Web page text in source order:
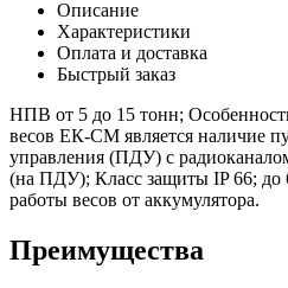
Описание
Характеристики
Оплата и доставка
Быстрый заказ
НПВ от 5 до 15 тонн;
весов ЕК-СМ является наличие
управления (ПДУ) с
(на ПДУ); Класс защиты IP 66; до
работы весов от аккумулятора.
Преимущества